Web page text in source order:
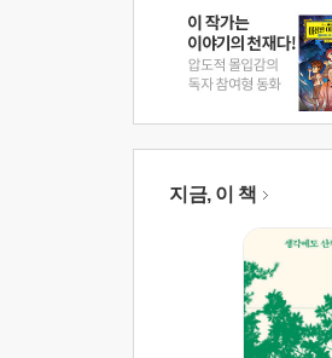
지금, 이 책